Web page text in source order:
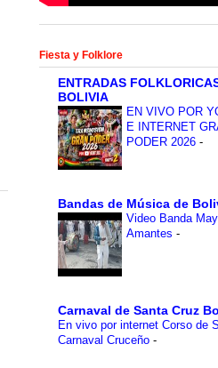
Fiesta y Folklore
ENTRADAS
BOLIVIA
EN VIVO POR
E INTERNET
PODER 2026 -
Bandas de Música de
Video Banda
Amantes -
Carnaval de Santa Cruz
En vivo por internet Corso de
Carnaval Cruceño -